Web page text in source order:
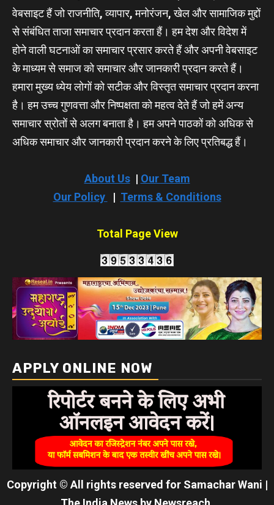
वेबसाइट हैं जो राजनीति, व्यापार, मनोरंजन, खेल और सामाजिक मुद्दों
से संबंधित ताजा समाचार प्रदान करता हैं। हम देश और विदेश में
होने वाली घटनाओं का समाचार प्रसार करते हैं और अपनी वेबसाइट
के माध्यम से समाज को समाचार और जानकारी प्रदान करते हैं।
हमारा मुख्य ध्येय लोगों को सटीक और विस्तृत समाचार प्रदान करना
है। हम उच्च गुणवत्ता और निष्पक्षता को महत्व देते हैं जो हमें अन्य
समाचार स्रोतों से अलग बनाता है। हम अपने पाठकों को अधिक से
अधिक समाचार और जानकारी प्रदान करने के लिए प्रतिबद्ध हैं।
About Us| Our Team
Our Policy
| Terms & Conditions
Total Page View
APPLY ONLINE NOW
Copyright © All rights reserved for Samachar Wani |